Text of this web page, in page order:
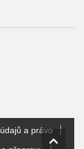
a právo